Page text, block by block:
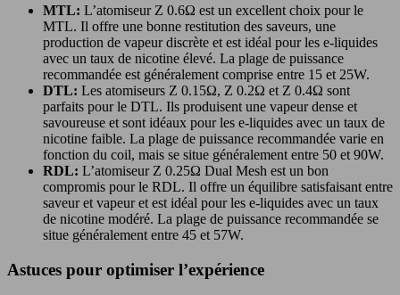
MTL: L’atomiseur Z 0.6Ω est un excellent choix pour le
MTL. Il offre une bonne restitution des saveurs, une
production de vapeur discrète et est idéal pour les e-liquides
avec un taux de nicotine élevé. La plage de puissance
recommandée est généralement comprise entre 15 et 25W.
DTL: Les atomiseurs Z 0.15Ω, Z 0.2Ω et Z 0.4Ω sont
parfaits pour le DTL. Ils produisent une vapeur dense et
savoureuse et sont idéaux pour les e-liquides avec un taux de
nicotine faible. La plage de puissance recommandée varie en
fonction du coil, mais se situe généralement entre 50 et 90W.
RDL: L’atomiseur Z 0.25Ω Dual Mesh est un bon
compromis pour le RDL. Il offre un équilibre satisfaisant entre
saveur et vapeur et est idéal pour les e-liquides avec un taux
de nicotine modéré. La plage de puissance recommandée se
situe généralement entre 45 et 57W.
Astuces pour optimiser l’expérience